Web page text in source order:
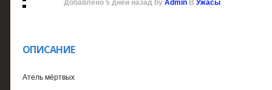
Добавлено5 дней назад byAdmin ВУжасы
ОПИСАНИЕ
Атель мёртвых